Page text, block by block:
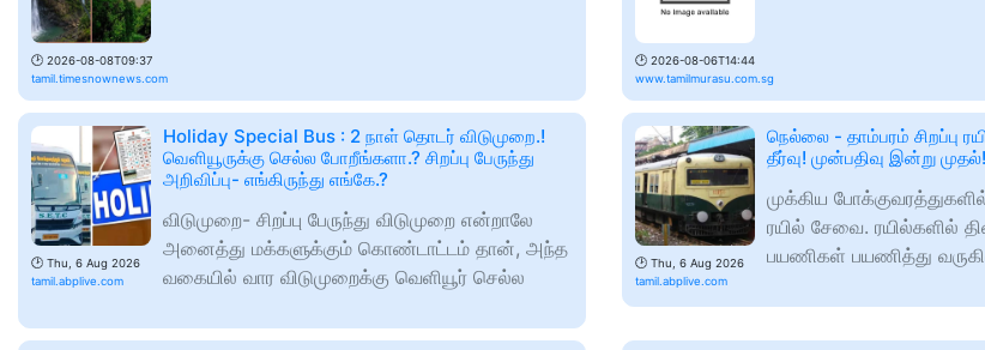
🕑 2026-08-08T09:37
tamil.timesnownews.com
🕑 2026-08-06T14:44
www.tamilmurasu.com.sg
🕑 Thu, 6 Aug 2026
tamil.abplive.com
Holiday Special Bus : 2 நாள் தொடர் விடுமுறை.!
வெளியூருக்கு செல்ல போறீங்களா.? சிறப்பு பேருந்து
அறிவிப்பு- எங்கிருந்து எங்கே.?
விடுமுறை- சிறப்பு பேருந்து விடுமுறை என்றாலே
அனைத்து மக்களுக்கும் கொண்டாட்டம் தான், அந்த
வகையில் வார விடுமுறைக்கு வெளியூர் செல்ல
🕑 Thu, 6 Aug 2026
tamil.abplive.com
நெல்லை - தாம்பரம் சிறப்பு
தீர்வு! முன்பதிவு இன்று முதல்!
முக்கிய
ரயில் சேவை. ரயில்களில்
பயணிகள் பயணித்து